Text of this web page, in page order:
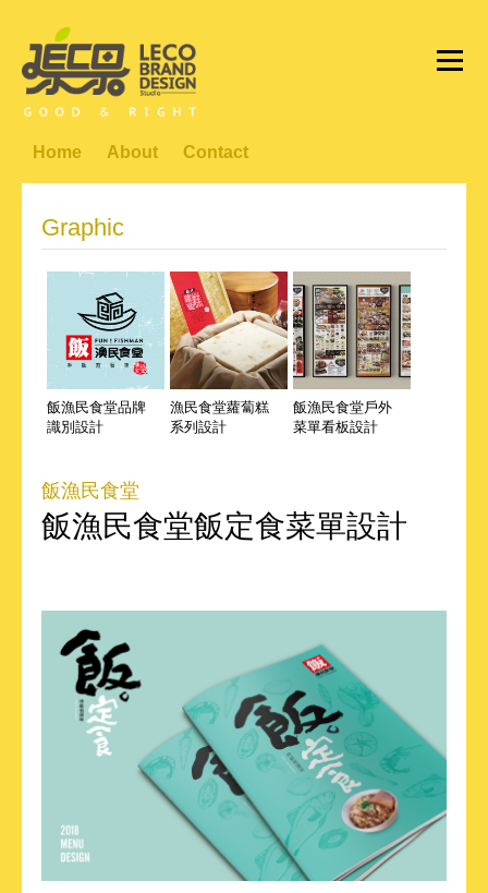
Home About Contact
Graphic
飯漁民食堂品牌
識別設計
漁民食堂蘿蔔糕
系列設計
飯漁民食堂戶外
菜單看板設計
飯漁民食堂
飯漁民食堂飯定食菜單設計